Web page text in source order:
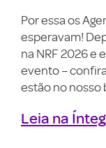
Por essa os
esperavam!
na NRF 2026 e
evento –
estão no nosso
Leia na